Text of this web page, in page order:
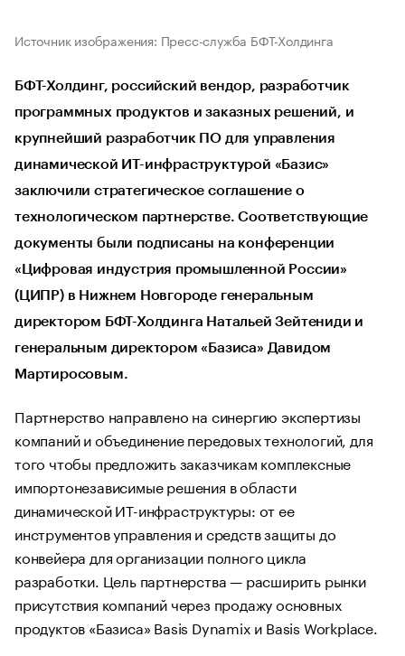
Источник изображения: Пресс-служба БФТ-Холдинга
БФТ-Холдинг, российский вендор, разработчик
программных продуктов и заказных решений, и
крупнейший разработчик ПО для управления
динамической ИТ-инфраструктурой «Базис»
заключили стратегическое соглашение о
технологическом партнерстве. Соответствующие
документы были подписаны на конференции
«Цифровая индустрия промышленной России»
(ЦИПР) в Нижнем Новгороде генеральным
директором БФТ-Холдинга Натальей Зейтениди и
генеральным директором «Базиса» Давидом
Мартиросовым.
Партнерство направлено на синергию экспертизы
компаний и объединение передовых технологий, для
того чтобы предложить заказчикам комплексные
импортонезависимые решения в области
динамической ИТ-инфраструктуры: от ее
инструментов управления и средств защиты до
конвейера для организации полного цикла
разработки. Цель партнерства — расширить рынки
присутствия компаний через продажу основных
продуктов «Базиса» Basis Dynamix и Basis Workplace.